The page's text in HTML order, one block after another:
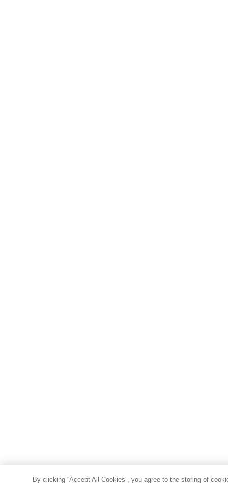
By clicking “Accept All Cookies”, you agree to the storing of